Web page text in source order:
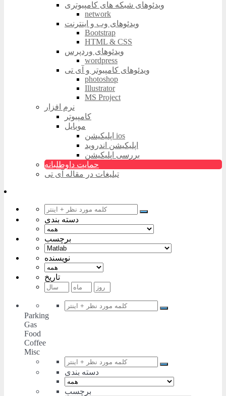
ویدئوهای شبکه های کامپیوتری
network
ویدئوهای وب و اینترنت
Bootstrap
HTML & CSS
ویدئوهای وردپرس
wordpress
ویدئوهای کامپیوتر و آی تی
photoshop
Illustrator
MS Project
نرم افزار
کامپیوتر
موبایل
اپلیکیشن ios
اپلیکیشن اندروید
بررسی اپلیکیشن
حمایت داوطلبانه
تبلیغات در مقاله آی تی
دسته بندی
برچسب
نویسنده
تاریخ
Parking
Gas
Food
Coffee
Misc
دسته بندی
برچسب